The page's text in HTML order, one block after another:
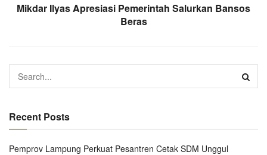
Mikdar Ilyas Apresiasi Pemerintah Salurkan Bansos
Beras
Recent Posts
Pemprov Lampung Perkuat Pesantren Cetak SDM Unggul